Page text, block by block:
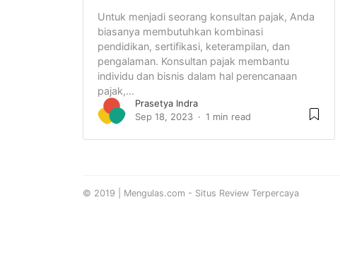
Untuk menjadi seorang konsultan pajak, Anda
biasanya membutuhkan kombinasi
pendidikan, sertifikasi, keterampilan, dan
pengalaman. Konsultan pajak membantu
individu dan bisnis dalam hal perencanaan
pajak,...
Prasetya Indra
Sep 18, 2023
1 min read
© 2019 | Mengulas.com - Situs Review Terpercaya